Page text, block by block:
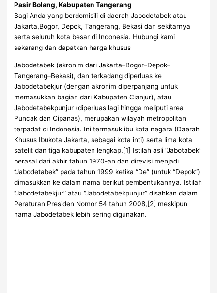
Pasir Bolang, Kabupaten Tangerang
Bagi Anda yang berdomisili di daerah Jabodetabek atau
Jakarta,Bogor, Depok, Tangerang, Bekasi dan sekitarnya
serta seluruh kota besar di Indonesia. Hubungi kami
sekarang dan dapatkan harga khusus
Jabodetabek (akronim dari Jakarta–Bogor–Depok–
Tangerang–Bekasi), dan terkadang diperluas ke
Jabodetabekjur (dengan akronim diperpanjang untuk
memasukkan bagian dari Kabupaten Cianjur), atau
Jabodetabekpunjur (diperluas lagi hingga meliputi area
Puncak dan Cipanas), merupakan wilayah metropolitan
terpadat di Indonesia. Ini termasuk ibu kota negara (Daerah
Khusus Ibukota Jakarta, sebagai kota inti) serta lima kota
satelit dan tiga kabupaten lengkap.[1] Istilah asli “Jabotabek”
berasal dari akhir tahun 1970-an dan direvisi menjadi
“Jabodetabek” pada tahun 1999 ketika “De” (untuk “Depok”)
dimasukkan ke dalam nama berikut pembentukannya. Istilah
“Jabodetabekjur” atau “Jabodetabekpunjur” disahkan dalam
Peraturan Presiden Nomor 54 tahun 2008,[2] meskipun
nama Jabodetabek lebih sering digunakan.